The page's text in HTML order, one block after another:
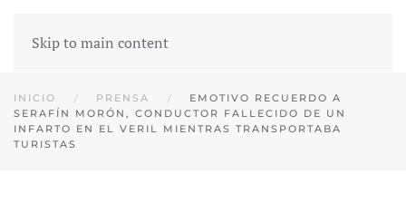
Skip to main content
INICIO PRENSA
EMOTIVO RECUERDO A
SERAFÍN MORÓN, CONDUCTOR FALLECIDO DE UN
INFARTO EN EL VERIL MIENTRAS TRANSPORTABA
TURISTAS